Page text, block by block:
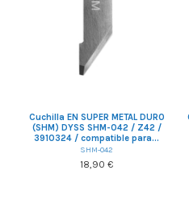
Cuchilla EN SUPER METAL DURO
(SHM) DYSS SHM-042 / Z42 /
3910324 / compatible para...
SHM-042
18,90 €